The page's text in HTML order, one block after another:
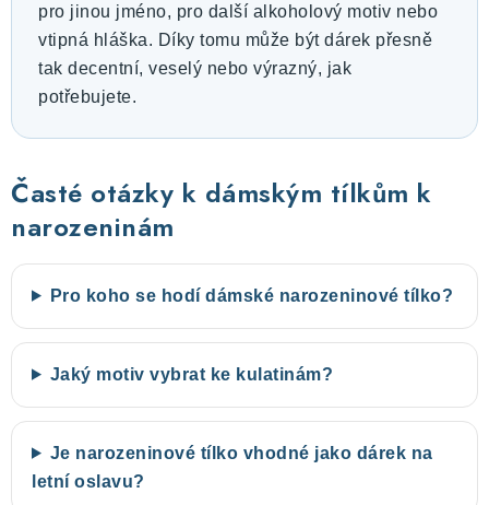
pro jinou jméno, pro další alkoholový motiv nebo
vtipná hláška. Díky tomu může být dárek přesně
tak decentní, veselý nebo výrazný, jak
potřebujete.
Časté otázky k dámským tílkům k
narozeninám
Pro koho se hodí dámské narozeninové tílko?
Jaký motiv vybrat ke kulatinám?
Je narozeninové tílko vhodné jako dárek na
letní oslavu?